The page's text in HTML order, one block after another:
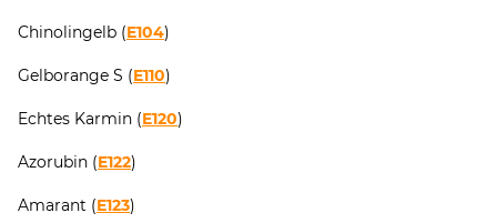
Chinolingelb (E104)
Gelborange S (E110)
Echtes Karmin (E120)
Azorubin (E122)
Amarant (E123)